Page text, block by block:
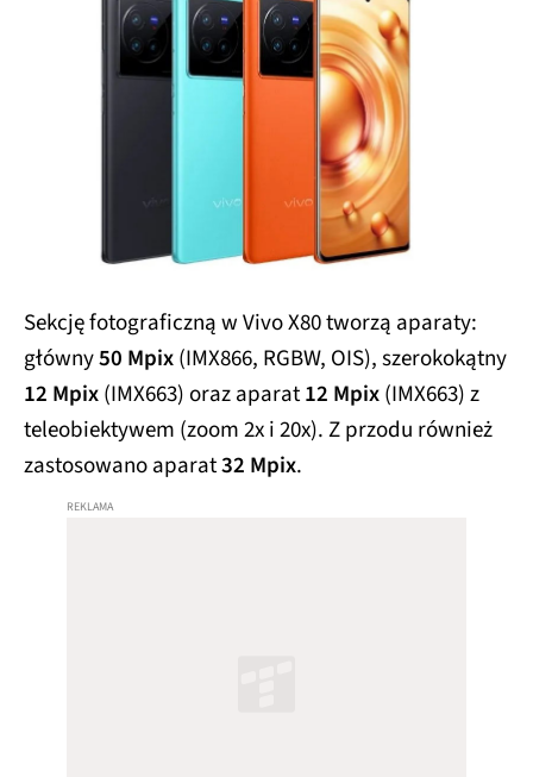
Sekcję fotograficzną w Vivo X80 tworzą aparaty:
główny50 Mpix(IMX866, RGBW, OIS), szerokokątny
12 Mpix(IMX663) oraz aparat12 Mpix(IMX663) z
teleobiektywem (zoom 2x i 20x). Z przodu również
zastosowano aparat32 Mpix.